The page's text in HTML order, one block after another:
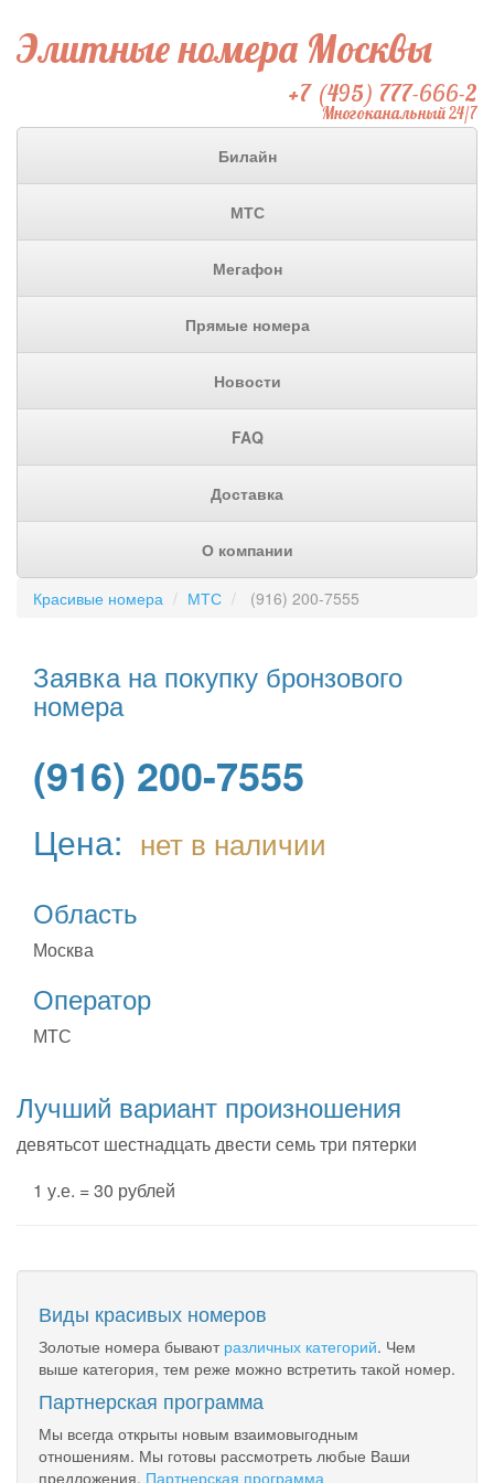
Элитные номера Москвы
+7 (495) 777-666-2
Многоканальный 24/7
Билайн
МТС
Мегафон
Прямые номера
Новости
FAQ
Доставка
О компании
Красивые номера МТС (916) 200-7555
Заявка на покупку бронзового
номера
(916) 200-7555
Цена: нет в наличии
Область
Москва
Оператор
МТС
Лучший вариант произношения
девятьсот шестнадцать двести семь три пятерки
1 у.е. = 30 рублей
Виды красивых номеров
Золотые номера бывают различных категорий. Чем
выше категория, тем реже можно встретить такой номер.
Партнерская программа
Мы всегда открыты новым взаимовыгодным
отношениям. Мы готовы рассмотреть любые Ваши
предложения. Партнерская программа